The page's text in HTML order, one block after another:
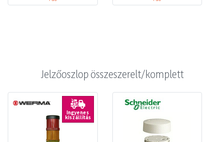
Jelzőoszlop összeszerelt/komplett
Ingyenes
kiszállítás